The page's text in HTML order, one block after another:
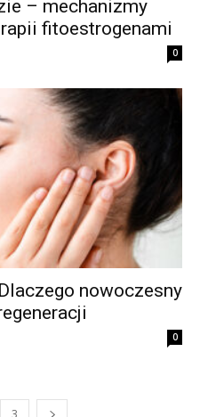
– mechanizmy
fitoestrogenami
0
nowoczesny
0
3